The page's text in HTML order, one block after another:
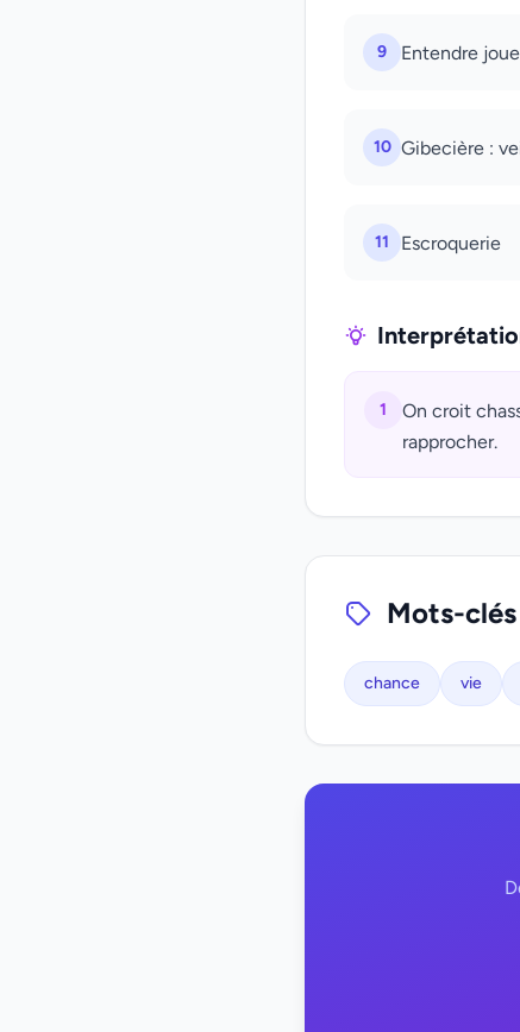
9 Entendre
10 Gibecière :
11 Escroquerie
1
On croit
rapprocher.
Mots-
chance vie